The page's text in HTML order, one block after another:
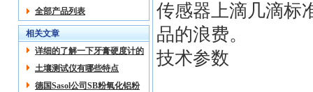
全部产品列表
相关文章
详细的了解一下牙膏硬度计的
操作使用方法吧
土壤测试仪有哪些特点
德国Sasol公司SB粉氧化铝粉
传感器上滴几滴标
品的浪费。
技术参数